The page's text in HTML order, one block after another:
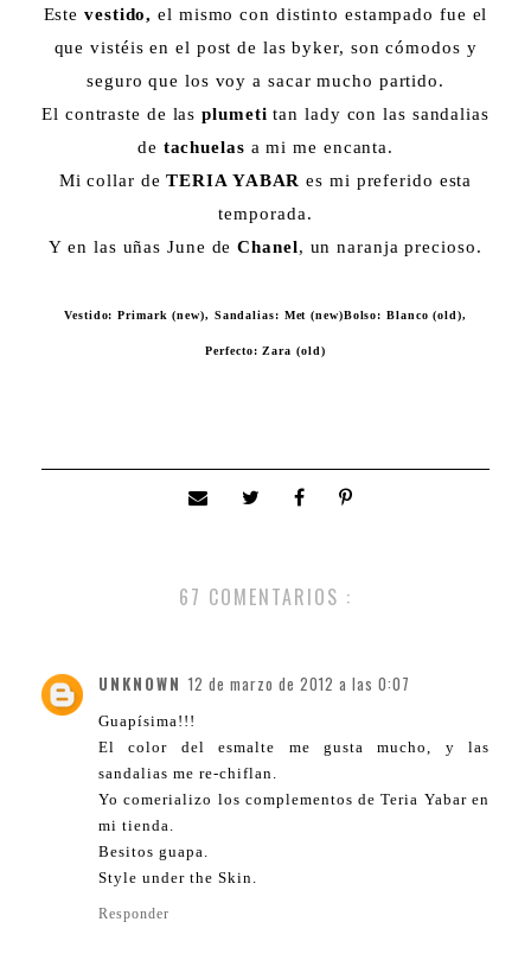
Este vestido, el mismo con distinto estampado fue el
que vistéis en el post de las byker, son cómodos y
seguro que los voy a sacar mucho partido.
El contraste de las plumeti tan lady con las sandalias
de tachuelas a mi me encanta.
Mi collar deTERIA YABAR es mi preferido esta
temporada.
Y en las uñas June deChanel, un naranja precioso.
Vestido: Primark (new), Sandalias: Met (new)Bolso: Blanco (old),
Perfecto: Zara (old)
67 COMENTARIOS :
UNKNOWN 12 de marzo de 2012 a las 0:07
Guapísima!!!
El color del esmalte me gusta mucho, y las
sandalias me re-chiflan.
Yo comerializo los complementos de Teria Yabar en
mi tienda.
Besitos guapa.
Style under the Skin.
Responder